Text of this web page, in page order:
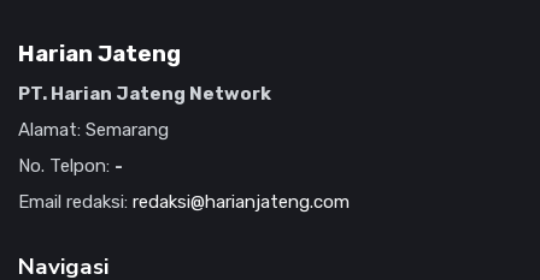
Harian Jateng
PT. Harian Jateng Network
Alamat: Semarang
No. Telpon: -
Email redaksi: redaksi@harianjateng.com
Navigasi